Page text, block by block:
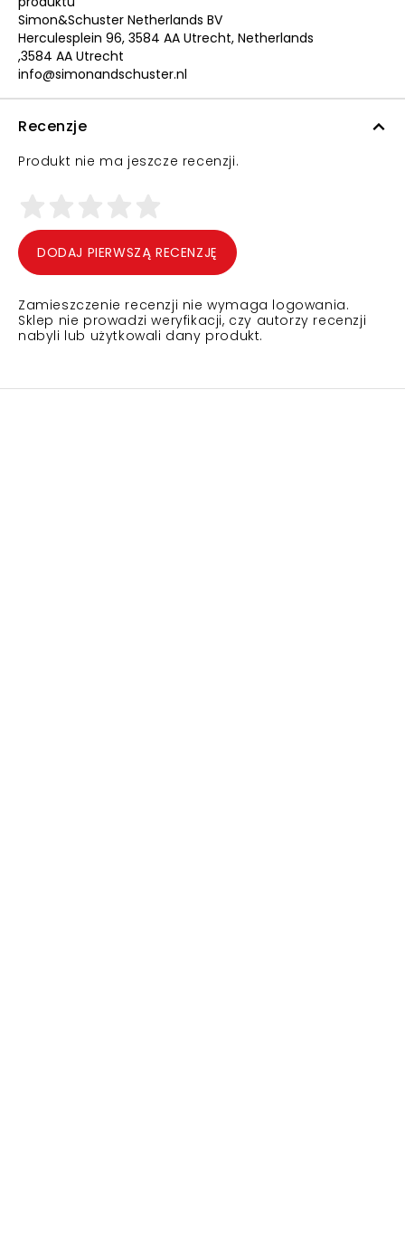
Simon&Schuster Netherlands BV
Herculesplein 96, 3584 AA Utrecht, Netherlands
,3584 AA Utrecht
info@simonandschuster.nl
Recenzje
Produkt nie ma jeszcze recenzji.
DODAJ PIERWSZĄ RECENZJĘ
Zamieszczenie recenzji nie wymaga logowania.
Sklep nie prowadzi weryfikacji, czy autorzy recenzji
nabyli lub użytkowali dany produkt.